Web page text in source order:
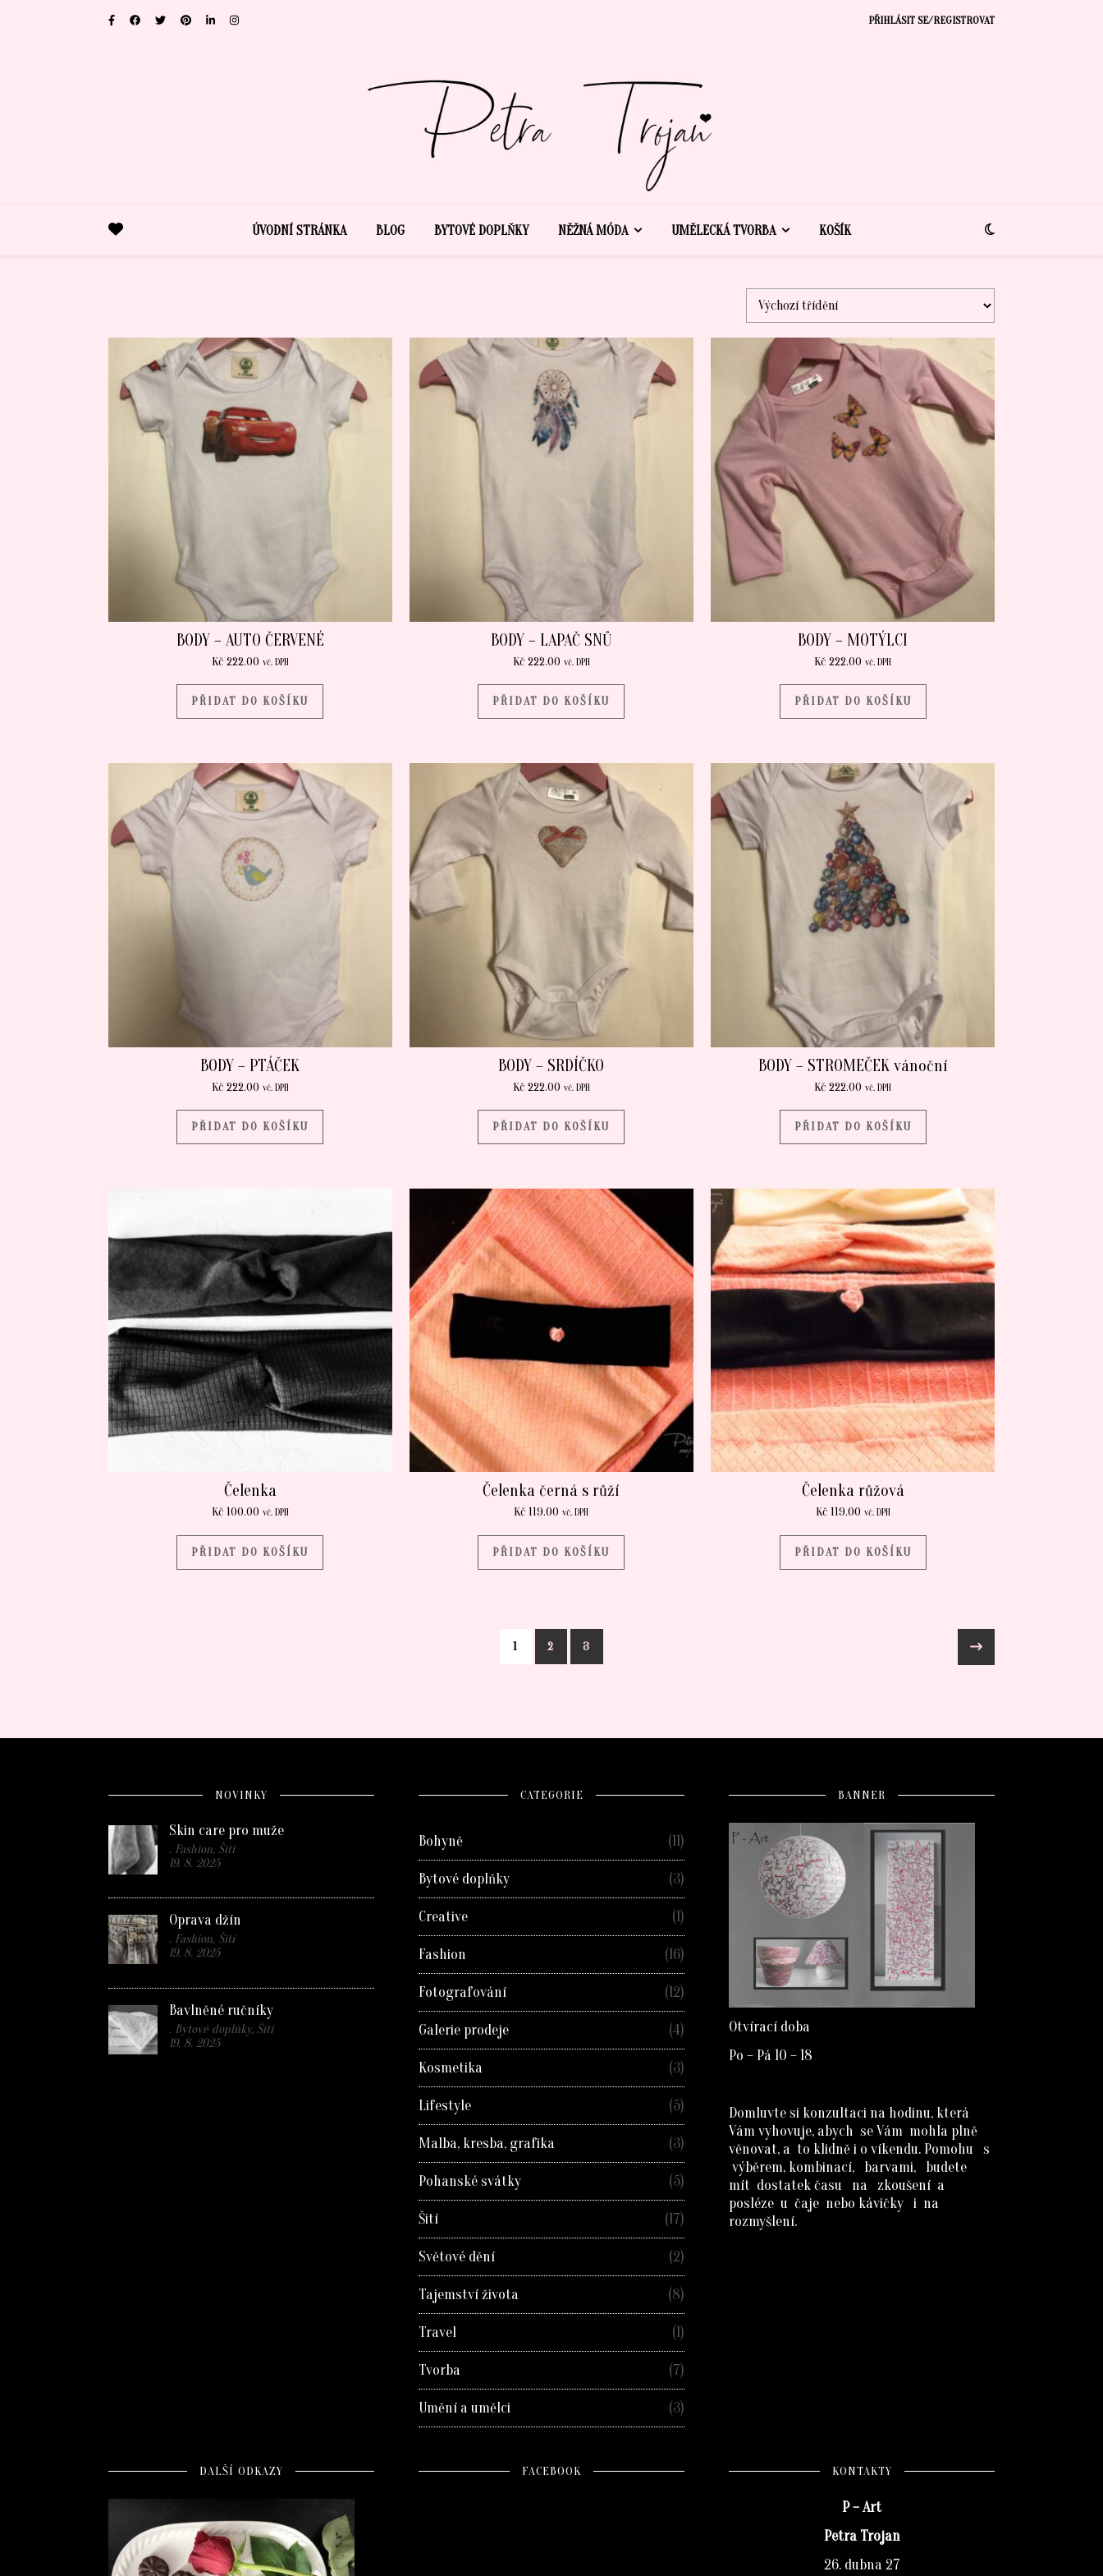
PŘIHLÁSIT SE/REGISTROVAT
ÚVODNÍ STRÁNKA BLOG BYTOVÉ DOPLŇKY NĚŽNÁ MÓDA UMĚLECKÁ TVORBA KOŠÍK
BODY – AUTO ČERVENÉ
Kč222.00 vč. DPH
PŘIDAT DO KOŠÍKU
BODY – LAPAČ SNŮ
Kč222.00 vč. DPH
PŘIDAT DO KOŠÍKU
BODY – MOTÝLCI
Kč 222.00 vč. DPH
PŘIDAT DO KOŠÍKU
BODY – PTÁČEK
Kč222.00 vč. DPH
PŘIDAT DO KOŠÍKU
BODY – SRDÍČKO
Kč222.00 vč. DPH
PŘIDAT DO KOŠÍKU
BODY – STROMEČEK vánoční
Kč 222.00 vč. DPH
PŘIDAT DO KOŠÍKU
Čelenka
Kč100.00 vč. DPH
PŘIDAT DO KOŠÍKU
Čelenka černá s růží
Kč 119.00 vč. DPH
PŘIDAT DO KOŠÍKU
Čelenka růžová
Kč119.00 vč. DPH
PŘIDAT DO KOŠÍKU
1 2 3
NOVINKY
Skin care pro muže
. Fashion, Šití
19. 8. 2025
Oprava džín
. Fashion, Šití
19. 8. 2025
Bavlněné ručníky
. Bytové doplňky, Šití
19. 8. 2025
CATEGORIE
Bohyně (11)
Bytové doplňky (3)
Creative (1)
Fashion (16)
Fotografování (12)
Galerie prodeje (4)
Kosmetika (3)
Lifestyle (5)
Malba, kresba, grafika (3)
Pohanské svátky (5)
Šití (17)
Světové dění (2)
Tajemství života (8)
Travel (1)
Tvorba (7)
Umění a umělci (3)
BANNER
Otvírací doba
Po – Pá 10 – 18
Domluvte si konzultaci na hodinu, která
Vám vyhovuje, abych se Vám mohla plně
věnovat, a to klidně i o víkendu. Pomohu s
výběrem, kombinací, barvami, budete
mít dostatek času na zkoušení a
posléze u čaje nebo kávičky i na
rozmyšlení.
DALŠÍ ODKAZY FACEBOOK KONTAKTY
P – Art
Petra Trojan
26. dubna 27